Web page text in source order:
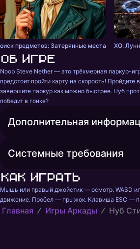
предметов: Затерянные места ХО:
Об игре
Noob Steve Nether — это трёхмерная паркур-
предстоит пройти карту на скорость! Пройдите
завершите паркур как можно быстрее. Нуб
победит в гонке?
Дополнительная
Системные требования
Как играть
Мышь или правый джойстик — осмотр. WASD
движение. Пробел — прыжок. Клавиша ESC —
Главная Игры Аркады Нуб